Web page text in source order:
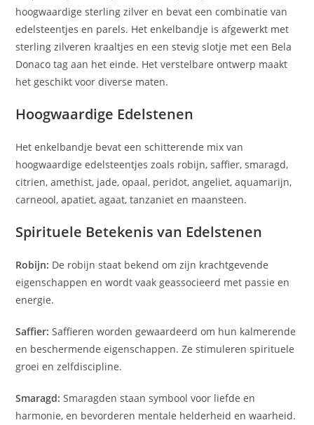
hoogwaardige sterling zilver en bevat een combinatie van
edelsteentjes en parels. Het enkelbandje is afgewerkt met
sterling zilveren kraaltjes en een stevig slotje met een Bela
Donaco tag aan het einde. Het verstelbare ontwerp maakt
het geschikt voor diverse maten.
Hoogwaardige Edelstenen
Het enkelbandje bevat een schitterende mix van
hoogwaardige edelsteentjes zoals robijn, saffier, smaragd,
citrien, amethist, jade, opaal, peridot, angeliet, aquamarijn,
carneool, apatiet, agaat, tanzaniet en maansteen.
Spirituele Betekenis van Edelstenen
Robijn: De robijn staat bekend om zijn krachtgevende
eigenschappen en wordt vaak geassocieerd met passie en
energie.
Saffier: Saffieren worden gewaardeerd om hun kalmerende
en beschermende eigenschappen. Ze stimuleren spirituele
groei en zelfdiscipline.
Smaragd: Smaragden staan symbool voor liefde en
harmonie, en bevorderen mentale helderheid en waarheid.